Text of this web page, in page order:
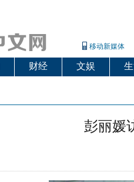
移动新媒体
财经 文娱
彭丽媛